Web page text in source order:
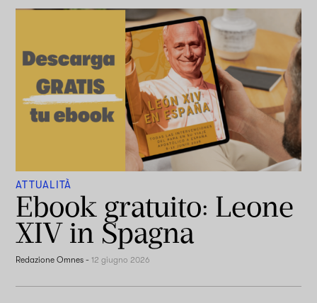
ATTUALITÀ
Ebook gratuito: Leone
XIV in Spagna
Redazione Omnes -12 giugno 2026